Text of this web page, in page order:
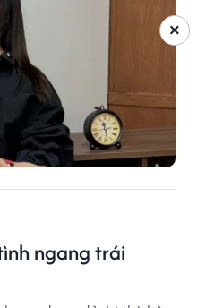
ngang trái
×